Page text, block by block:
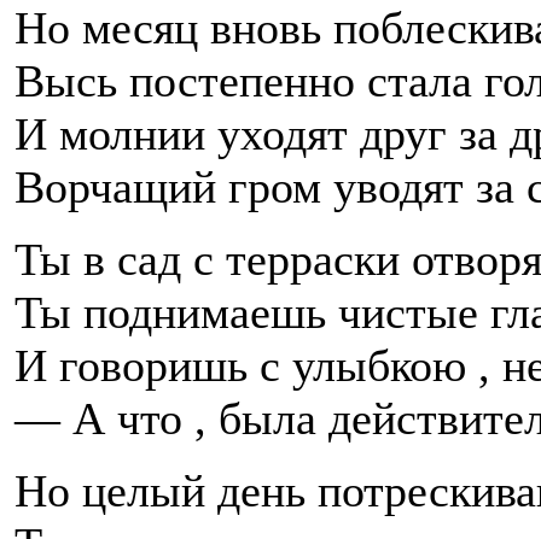
Но месяц вновь
Высь постепенно стала
И молнии уходят друг за
Ворчащий гром уводят за
Ты в сад с терраски
Ты поднимаешь чистые
И говоришь с улыбкою ,
— А что , была
Но целый день